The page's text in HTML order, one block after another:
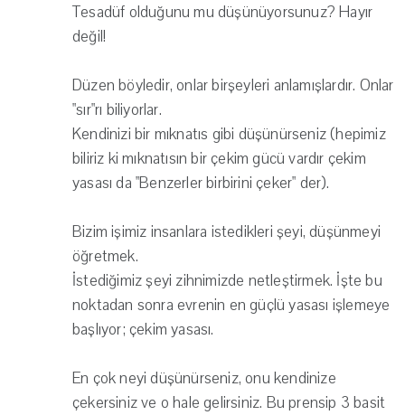
Tesadüf olduğunu mu düşünüyorsunuz? Hayır
değil!
Düzen böyledir, onlar birşeyleri anlamışlardır. Onlar
"sır"rı biliyorlar.
Kendinizi bir mıknatıs gibi düşünürseniz (hepimiz
biliriz ki mıknatısın bir çekim gücü vardır çekim
yasası da "Benzerler birbirini çeker" der).
Bizim işimiz insanlara istedikleri şeyi, düşünmeyi
öğretmek.
İstediğimiz şeyi zihnimizde netleştirmek. İşte bu
noktadan sonra evrenin en güçlü yasası işlemeye
başlıyor; çekim yasası.
En çok neyi düşünürseniz, onu kendinize
çekersiniz ve o hale gelirsiniz. Bu prensip 3 basit